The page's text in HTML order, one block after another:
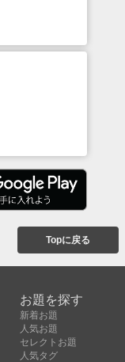
Topに戻る
お題を探す
新着お題
人気お題
セレクトお題
人気タグ